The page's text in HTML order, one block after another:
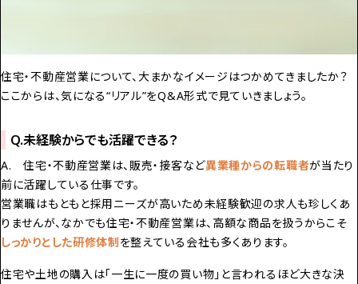
住宅・不動産営業について、大まかなイメージはつかめてきましたか？
ここからは、気になる“リアル”をQ&A形式で見ていきましょう。
Q.未経験からでも活躍できる？
A. 住宅・不動産営業は、販売・接客など異業種からの転職者が当たり
前に活躍している仕事です。
営業職はもともと採用ニーズが高いため未経験歓迎の求人も珍しくあ
りませんが、なかでも住宅・不動産営業は、高額な商品を扱うからこそ
しっかりとした研修体制を整えている会社も多くあります。
住宅や土地の購入は「一生に一度の買い物」と言われるほど大きな決